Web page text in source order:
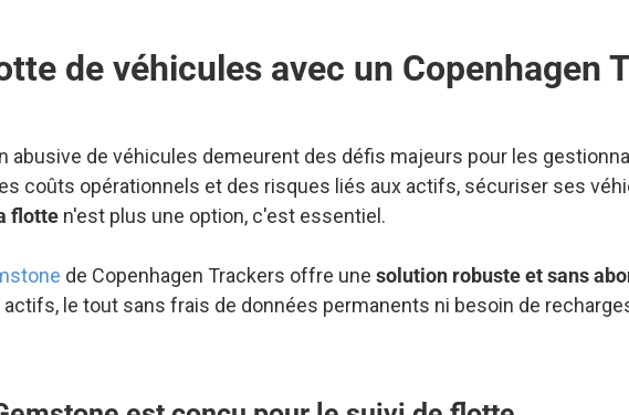
MON COMPTE
de véhicules avec un Copenhagen
abusive de véhicules demeurent des défis majeurs pour les
coûts opérationnels et des risques liés aux actifs, sécuriser ses
flotte n'est plus une option, c'est essentiel.
de Copenhagen Trackers offre une solution robuste et sans
actifs, le tout sans frais de données permanents ni besoin de